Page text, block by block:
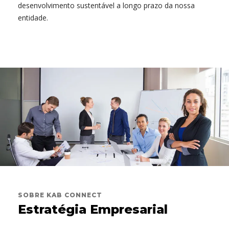
desenvolvimento sustentável a longo prazo da nossa
entidade.
SOBRE KAB CONNECT
Estratégia Empresarial